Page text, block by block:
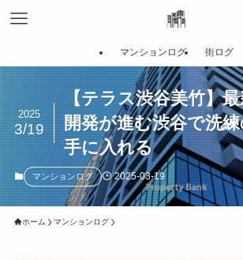
マンションログ 街ログ
【テラス渋谷美竹】
開発が進む渋谷で洗
手に入れる
2025
3/19
マンションログ 2025-03-19
ホーム マンションログ